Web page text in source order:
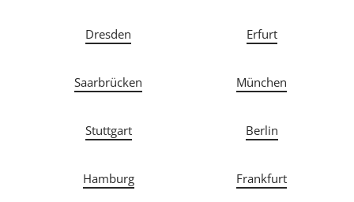
Dresden Erfurt
Saarbrücken München
Stuttgart Berlin
Hamburg Frankfurt